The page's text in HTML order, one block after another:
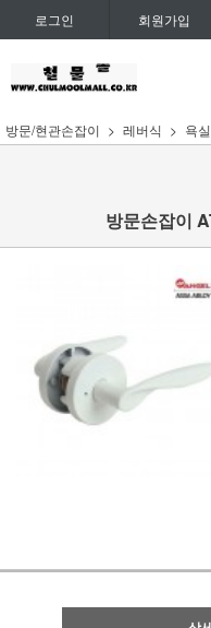
로그인 회원가입
방문/현관손잡이 레버식 욕
방문손잡이